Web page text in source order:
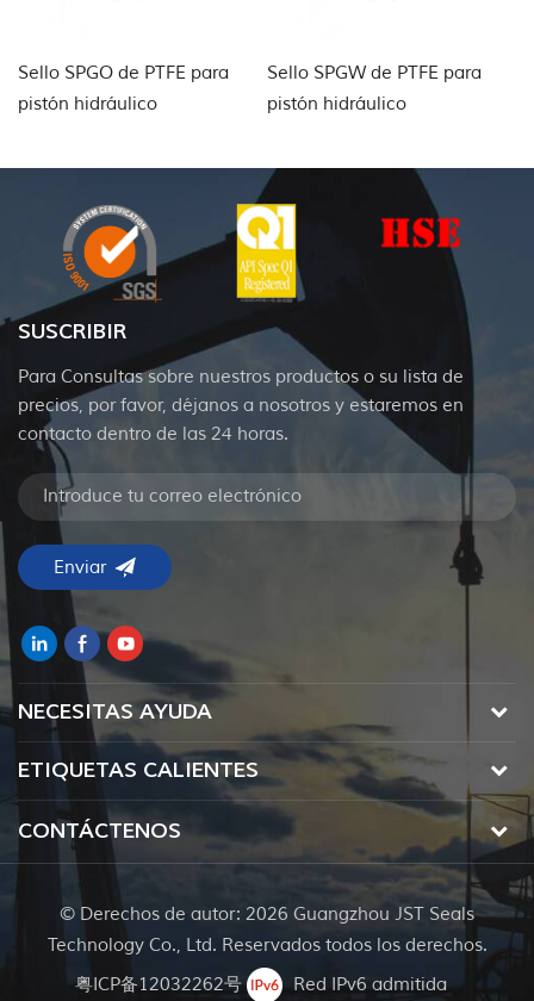
Sello SPGO de PTFE para
pistón hidráulico
Sello SPGW de PTFE para
pistón hidráulico
SUSCRIBIR
Para Consultas sobre nuestros productos o su lista de
precios, por favor, déjanos a nosotros y estaremos en
contacto dentro de las 24 horas.
NECESITAS AYUDA
ETIQUETAS CALIENTES
CONTÁCTENOS
© Derechos de autor: 2026 Guangzhou JST Seals
Technology Co., Ltd. Reservados todos los derechos.
粤ICP备12032262号
Red IPv6 admitida